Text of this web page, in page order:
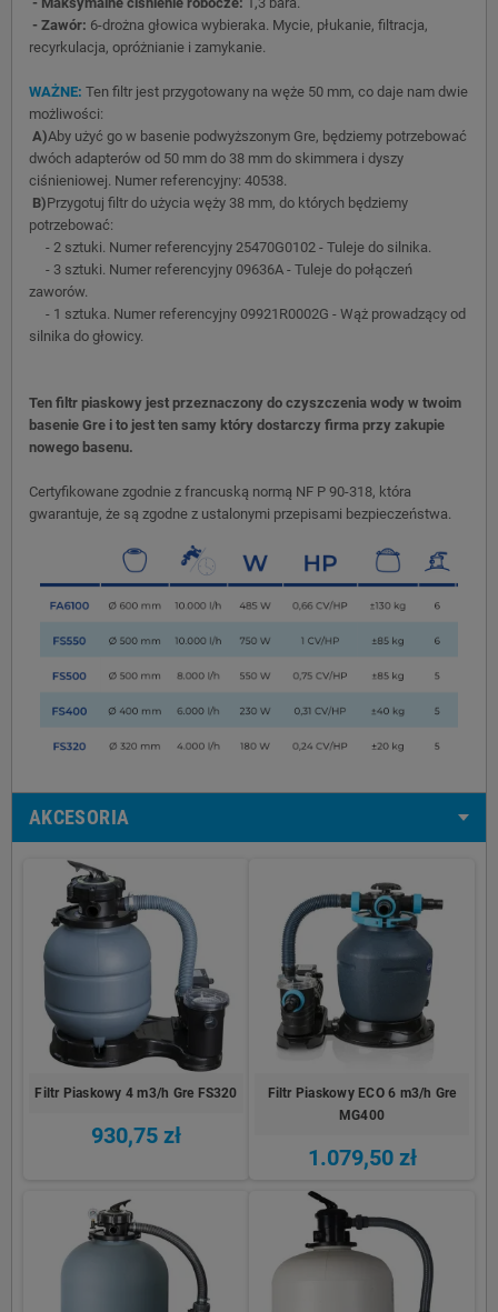
- Zawór: 6-drożna głowica wybieraka. Mycie, płukanie, filtracja,
recyrkulacja, opróżnianie i zamykanie.
WAŻNE: Ten filtr jest przygotowany na węże 50 mm, co daje nam dwie
możliwości:
A)Aby użyć go w basenie podwyższonym Gre, będziemy potrzebować
dwóch adapterów od 50 mm do 38 mm do skimmera i dyszy
ciśnieniowej. Numer referencyjny: 40538.
B)Przygotuj filtr do użycia węży 38 mm, do których będziemy
potrzebować:
- 2 sztuki. Numer referencyjny 25470G0102 - Tuleje do silnika.
- 3 sztuki. Numer referencyjny 09636A - Tuleje do połączeń
zaworów.
- 1 sztuka. Numer referencyjny 09921R0002G - Wąż prowadzący od
silnika do głowicy.
Ten filtr piaskowy jest przeznaczony do czyszczenia wody w twoim
basenie Gre i to jest ten samy który dostarczy firma przy zakupie
nowego basenu.
Certyfikowane zgodnie z francuską normą NF P 90-318, która
gwarantuje, że są zgodne z ustalonymi przepisami bezpieczeństwa.
AKCESORIA
Filtr Piaskowy 4 m3/h Gre FS320
930,75 zł
Filtr Piaskowy ECO 6 m3/h Gre
MG400
1.079,50 zł